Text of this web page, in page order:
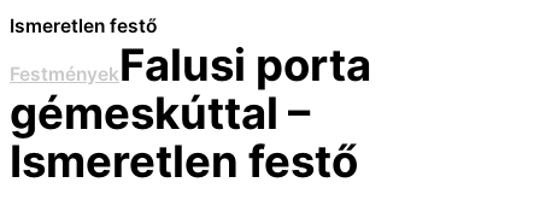
Ismeretlen festő
FestményekFalusi porta
gémeskúttal –
Ismeretlen festő